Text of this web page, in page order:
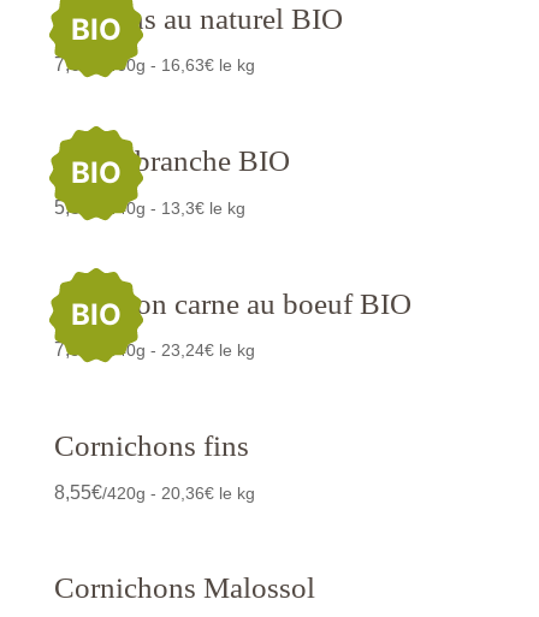
BIO
Cardons au naturel BIO
7,65 /460g - 16,63€ le kg
BIO
Céleri branche BIO
5,85 /440g - 13,3€ le kg
BIO
Chili con carne au boeuf BIO
7,90 /340g - 23,24€ le kg
Cornichons fins
8,55€/420g - 20,36€ le kg
Cornichons Malossol